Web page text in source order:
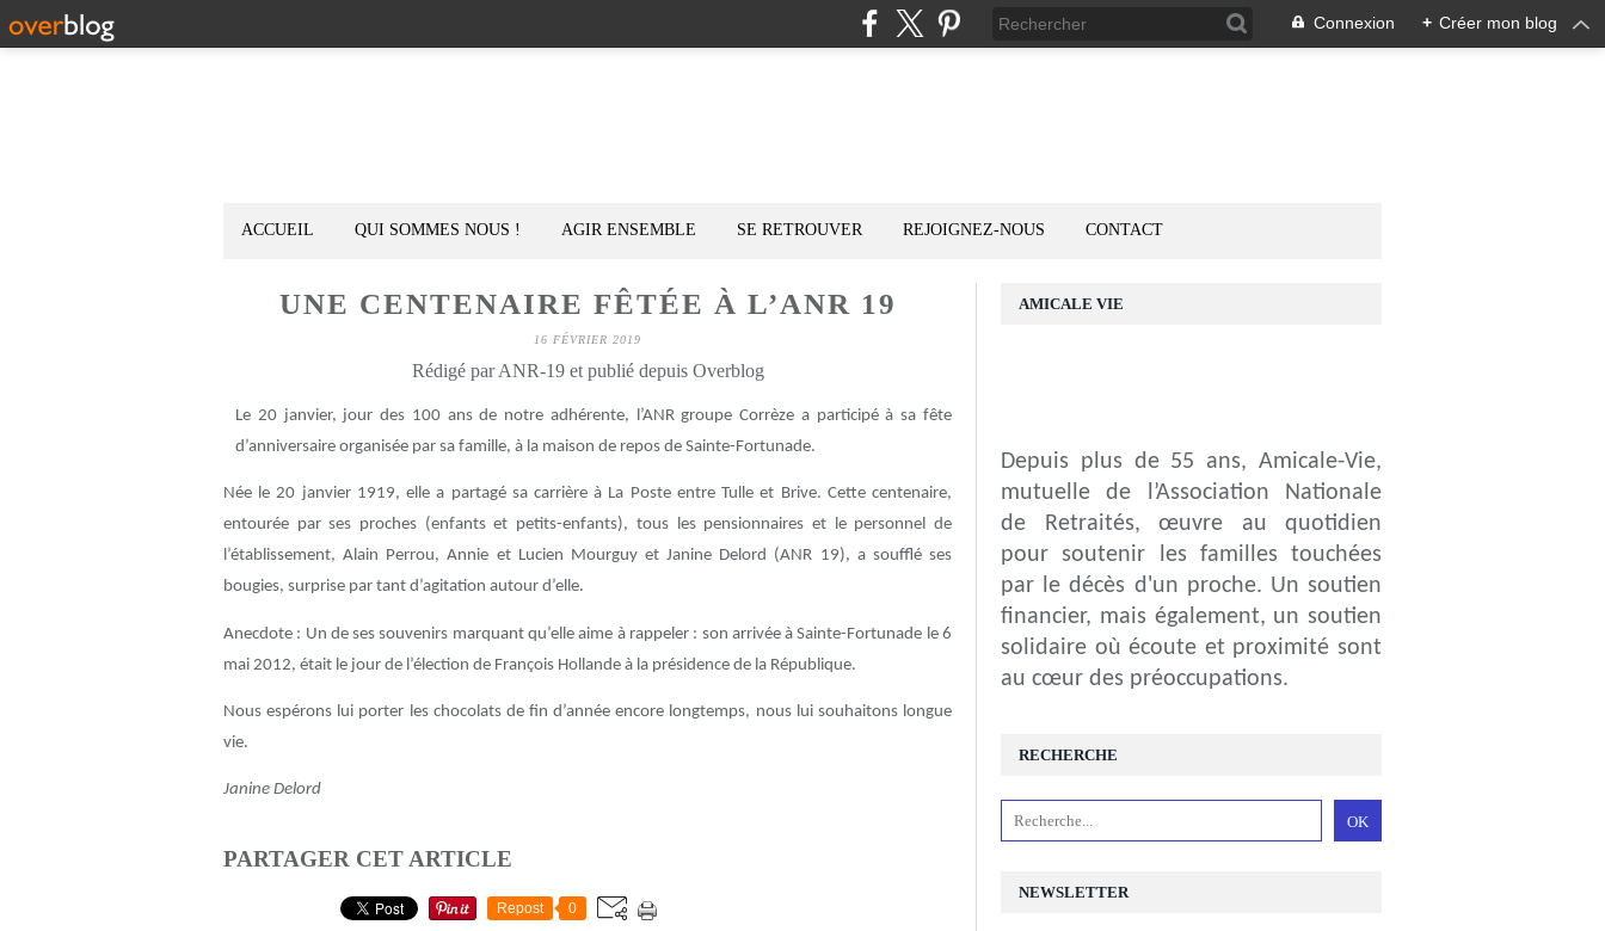
Connexion + Créer mon blog
ACCUEIL QUI SOMMES NOUS ! AGIR ENSEMBLE SE RETROUVER REJOIGNEZ-NOUS CONTACT
UNE CENTENAIRE FÊTÉE À L’ANR 19
16 FÉVRIER 2019
Rédigé par ANR-19 et publié depuis Overblog
Le 20 janvier, jour des 100 ans de notre adhérente, l’ANR groupe Corrèze a participé à sa fête
d’anniversaire organisée par sa famille, à la maison de repos de Sainte-Fortunade.
Née le 20 janvier 1919, elle a partagé sa carrière à La Poste entre Tulle et Brive. Cette centenaire,
entourée par ses proches (enfants et petits-enfants), tous les pensionnaires et le personnel de
l’établissement, Alain Perrou, Annie et Lucien Mourguy et Janine Delord (ANR 19), a soufflé ses
bougies, surprise par tant d’agitation autour d’elle.
Anecdote : Un de ses souvenirs marquant qu’elle aime à rappeler : son arrivée à Sainte-Fortunade le 6
mai 2012, était le jour de l’élection de François Hollande à la présidence de la République.
Nous espérons lui porter les chocolats de fin d’année encore longtemps, nous lui souhaitons longue
vie.
Janine Delord
PARTAGER CET ARTICLE
Repost 0
NEWSLETTER
RECHERCHE
AMICALE VIE
Depuis plus de 55 ans, Amicale-Vie,
mutuelle de l’Association Nationale
de Retraités, œuvre au quotidien
pour soutenir les familles touchées
par le décès d'un proche. Un soutien
financier, mais également, un soutien
solidaire où écoute et proximité sont
au cœur des préoccupations.